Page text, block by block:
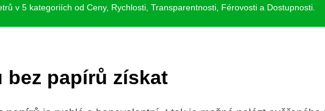
v 5 kategoriích od Ceny, Rychlosti, Transparentnosti, Férovosti a Dostupnosti.
bez papírů získat